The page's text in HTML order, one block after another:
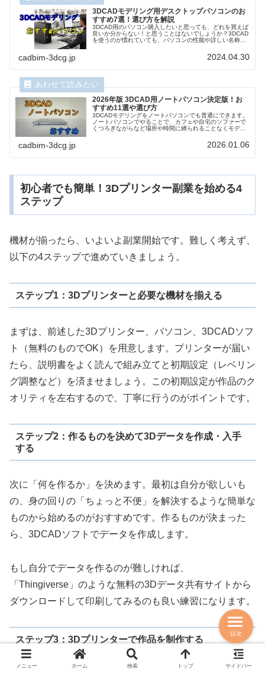
3DCADモデリング用デスクトップパソコンのお
すすめ7選！選び方を解説
3DCAD用のパソコン購入したいと思っても、どれを買えば
良いか分からない！と思うことはないでしょうか？3DCAD
を使うのが慣れていても、パソコンの性能や詳しい名称は
ソコンの選び方や、おすすめについて、デジタルエンジニ
アリング歴20年以上の筆者がご紹介します。
cadbim-3dcg.jp 2024.04.30
2026年版 3DCAD用ノートパソコン決定版！お
すすめ11選や選び方
3DCADモデリングをノートパソコンでも普通にできます。
ノートパソコンでやることで、カフェや自宅のソファーで
くつろぎながらなど場所や時間に縛られることなくモデリ
用ノートパソコンをメーカー別、価格帯別におすすめや、
cadbim-3dcg.jp 2026.01.06
初心者でも簡単！3Dプリンター副業を始める4
ステップ
機材が揃ったら、いよいよ副業開始です。難しく考えず、
以下の4ステップで進めていきましょう。
ステップ1：3Dプリンターと必要な機材を揃える
まずは、前述した3Dプリンター、パソコン、3DCADソフ
ト（無料のものでOK）を用意します。プリンターが届い
たら、説明書をよく読んで組み立てと初期設定（レベリン
グ調整など）を済ませましょう。この初期設定が作品のク
オリティを左右するので、丁寧に行うのがポイントです。
ステップ2：作るものを決めて3Dデータを作成・入手
する
次に「何を作るか」を決めます。最初は自分が欲しいも
の、身の回りの「ちょっと不便」を解決するような簡単な
ものから始めるのがおすすめです。作るものが決まった
ら、3DCADソフトでデータを作成します。
もし自分でデータを作るのが難しければ、
「Thingiverse」のような無料の3Dデータ共有サイトから
ダウンロードして印刷してみるのも良い練習になります。
ステップ3：3Dプリンターで作品を制作する
メニュー ホーム 検索 トップ サイドバー
目次